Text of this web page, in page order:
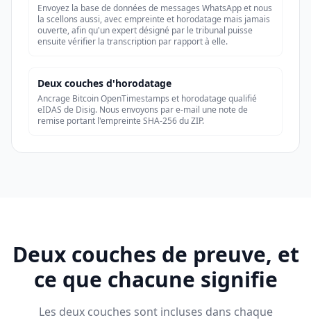
Envoyez la base de données de messages WhatsApp et nous
la scellons aussi, avec empreinte et horodatage mais jamais
ouverte, afin qu'un expert désigné par le tribunal puisse
ensuite vérifier la transcription par rapport à elle.
Deux couches d'horodatage
Ancrage Bitcoin OpenTimestamps et horodatage qualifié
eIDAS de Disig. Nous envoyons par e-mail une note de
remise portant l'empreinte SHA-256 du ZIP.
Deux couches de preuve, et
ce que chacune signifie
Les deux couches sont incluses dans chaque